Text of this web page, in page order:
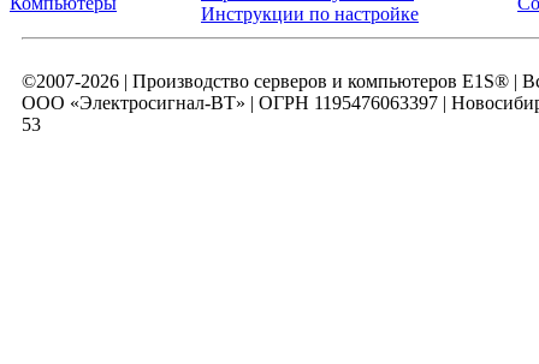
Инструкции по настройке
©2007-2026 | Производство серверов и компьютеров E1S® |
ООО «Электросигнал-ВТ» | ОГРН 1195476063397 |
53